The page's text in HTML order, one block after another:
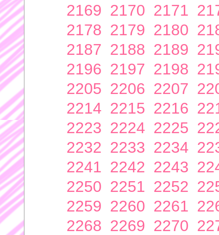
2169 2170 2171
2178 2179 2180
2187 2188 2189
2196 2197 2198
2205 2206 2207
2214 2215 2216
2223 2224 2225
2232 2233 2234
2241 2242 2243
2250 2251 2252
2259 2260 2261
2268 2269 2270